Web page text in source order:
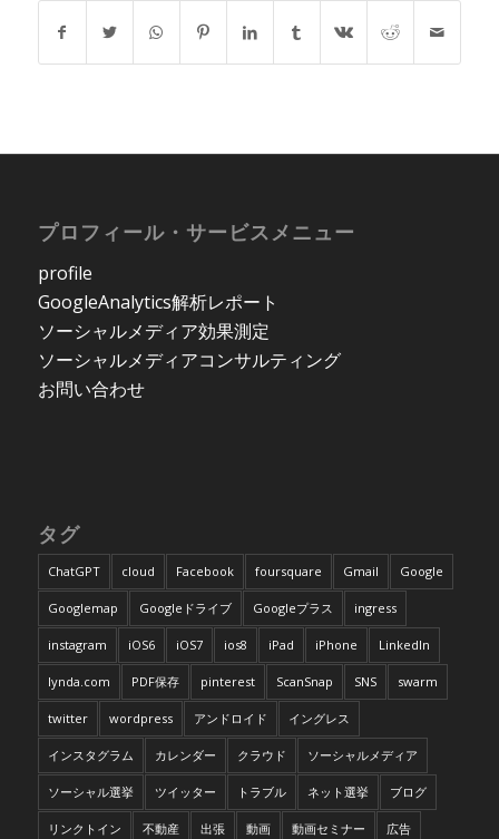
プロフィール・サービスメニュー
profile
GoogleAnalytics解析レポート
ソーシャルメディア効果測定
ソーシャルメディアコンサルティング
お問い合わせ
タグ
ChatGPT cloud Facebook foursquare Gmail Google
Googlemap Googleドライブ Googleプラス ingress
instagram iOS6 iOS7 ios8 iPad iPhone LinkedIn
lynda.com PDF保存 pinterest ScanSnap SNS swarm
twitter wordpress アンドロイド イングレス
インスタグラム カレンダー クラウド ソーシャルメディア
ソーシャル選挙 ツイッター トラブル ネット選挙 ブログ
リンクトイン 不動産 出張 動画 動画セミナー 広告